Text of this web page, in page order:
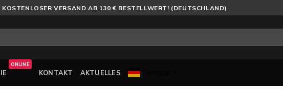
KOSTENLOSER VERSAND AB 130 € BESTELLWERT! (DEUTSCHLAND)
ONLINE
KONTAKT AKTUELLES